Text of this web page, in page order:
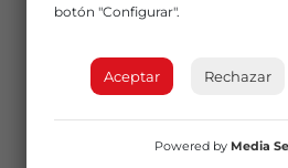
botón "Configurar".
Aceptar Rechazar
Powered by Media